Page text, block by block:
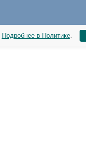
Подробнее в Политике.